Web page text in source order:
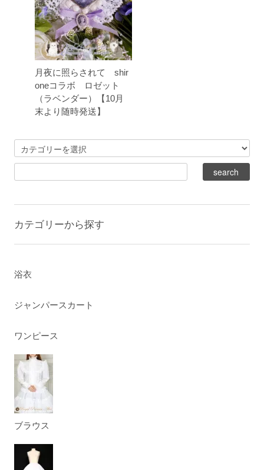
月夜に照らされて shir
oneコラボ ロゼット
（ラベンダー）【10月
末より随時発送】
カテゴリーから探す
浴衣
ジャンパースカート
ワンピース
ブラウス